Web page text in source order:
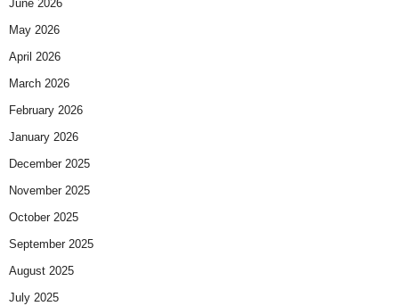
June 2026
May 2026
April 2026
March 2026
February 2026
January 2026
December 2025
November 2025
October 2025
September 2025
August 2025
July 2025